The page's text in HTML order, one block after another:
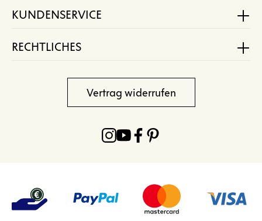
KUNDENSERVICE
RECHTLICHES
Vertrag widerrufen